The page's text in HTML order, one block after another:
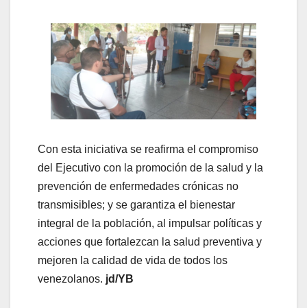
Con esta iniciativa se reafirma el compromiso
del Ejecutivo con la promoción de la salud y la
prevención de enfermedades crónicas no
transmisibles; y se garantiza el bienestar
integral de la población, al impulsar políticas y
acciones que fortalezcan la salud preventiva y
mejoren la calidad de vida de todos los
venezolanos. jd/YB